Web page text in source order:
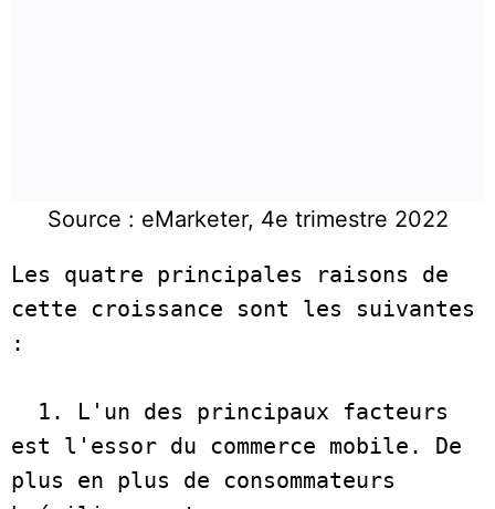
Source : eMarketer, 4e trimestre 2022
Les quatre principales raisons de
cette croissance sont les suivantes
:
est l'essor du commerce mobile. De
plus en plus de consommateurs